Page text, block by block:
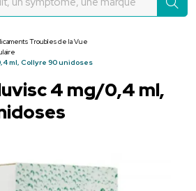
Troubles de la Vue
ml, Collyre 90 unidoses
4 mg/0,4 ml,